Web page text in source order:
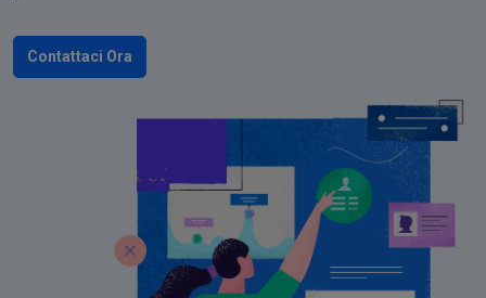
Contattaci Ora